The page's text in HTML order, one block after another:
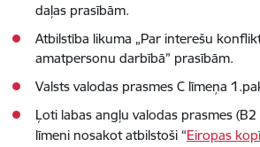
daļas prasībām.
Atbilstība likuma „Par interešu
amatpersonu darbībā” prasībām.
Valsts valodas prasmes C līmeņa
Ļoti labas angļu valodas prasmes
līmeni nosakot atbilstoši “Eiropas